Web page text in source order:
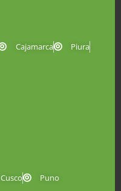
Cajamarca
Piura
Cusco Puno